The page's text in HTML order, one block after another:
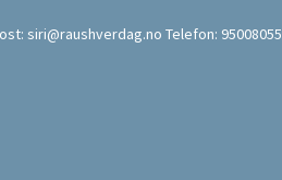
siri@raushverdag.no Telefon: 95008055